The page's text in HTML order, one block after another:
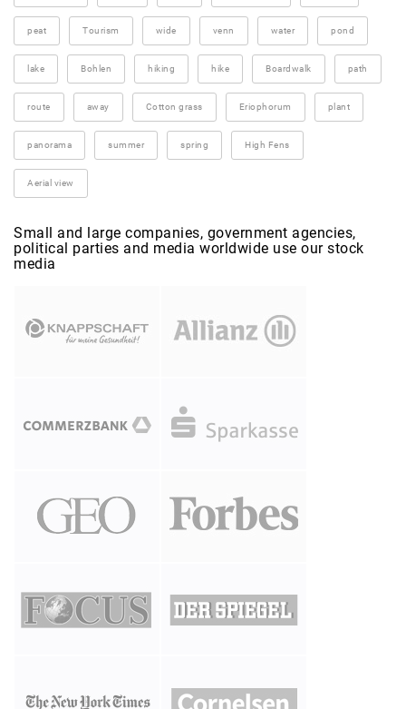
peat Tourism wide venn water pond
lake Bohlen hiking hike Boardwalk path
route away Cotton grass Eriophorum plant
panorama summer spring High Fens
Aerial view
Small and large companies, government agencies,
political parties and media worldwide use our stock
media